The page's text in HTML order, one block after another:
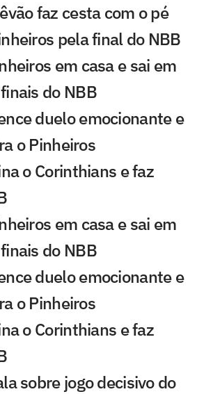
faz cesta com o pé
pela final do NBB
em casa e sai em
do NBB
duelo emocionante e
o Pinheiros
o Corinthians e faz
em casa e sai em
do NBB
duelo emocionante e
o Pinheiros
o Corinthians e faz
sobre jogo decisivo do